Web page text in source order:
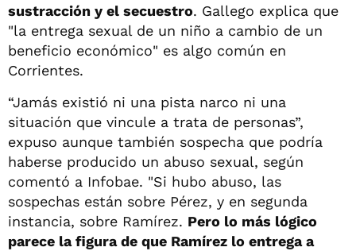
sustracción y el secuestro. Gallego explica que
"la entrega sexual de un niño a cambio de un
beneficio económico" es algo común en
Corrientes.
“Jamás existió ni una pista narco ni una
situación que vincule a trata de personas”,
expuso aunque también sospecha que podría
haberse producido un abuso sexual, según
comentó a Infobae. "Si hubo abuso, las
sospechas están sobre Pérez, y en segunda
instancia, sobre Ramírez. Pero lo más lógico
parece la figura de que Ramírez lo entrega a